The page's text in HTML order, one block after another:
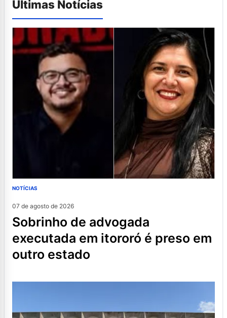
Últimas Notícias
NOTÍCIAS
07 de agosto de 2026
sobrinho de advogada
executada em itororó é preso em
outro estado